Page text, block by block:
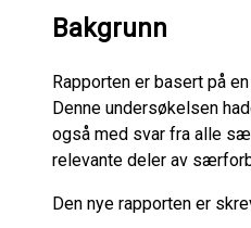
Bakgrunn
Rapporten er basert på
Denne undersøkelsen
også med svar fra alle
relevante deler av
Den nye rapporten er